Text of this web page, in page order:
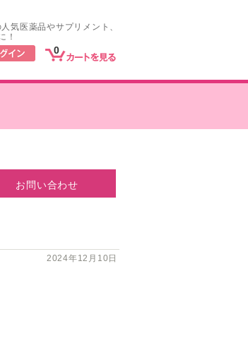
気医薬品やサプリメント、
！
0
お問い合わせ
2024年12月10日